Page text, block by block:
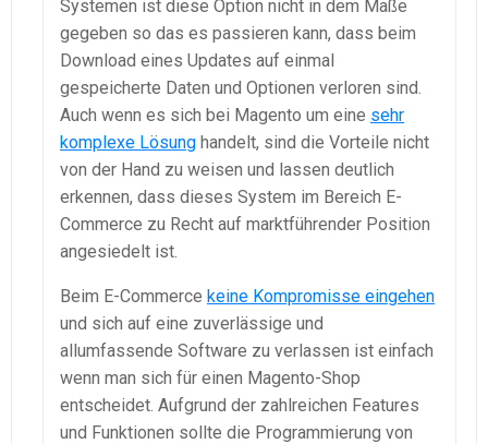
Systemen ist diese Option nicht in dem Maße
gegeben so das es passieren kann, dass beim
Download eines Updates auf einmal
gespeicherte Daten und Optionen verloren sind.
Auch wenn es sich bei Magento um eine sehr
komplexe Lösung handelt, sind die Vorteile nicht
von der Hand zu weisen und lassen deutlich
erkennen, dass dieses System im Bereich E-
Commerce zu Recht auf marktführender Position
angesiedelt ist.
Beim E-Commerce keine Kompromisse eingehen
und sich auf eine zuverlässige und
allumfassende Software zu verlassen ist einfach
wenn man sich für einen Magento-Shop
entscheidet. Aufgrund der zahlreichen Features
und Funktionen sollte die Programmierung von